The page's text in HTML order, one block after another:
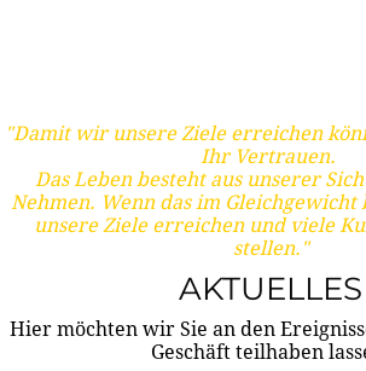
"Damit wir unsere Ziele erreichen
Ihr Vertrauen.
Das Leben besteht aus unserer
Nehmen. Wenn das im
unsere Ziele erreichen und viele
stellen."
AKTUELLES
Hier möchten wir Sie an den
Geschäft teilhaben